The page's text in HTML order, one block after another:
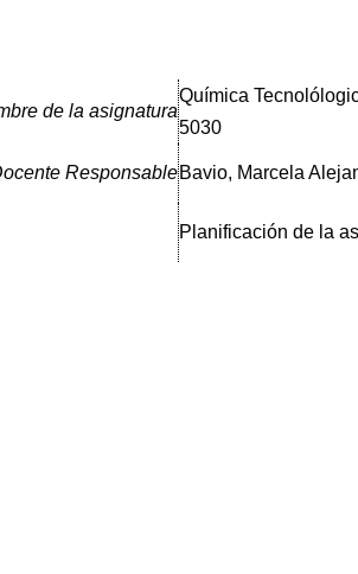
de la asignatura
Química
5030
ResponsableBavio, Marcela
Planificación de la